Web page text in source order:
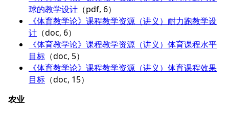
球的教学设计 （pdf, 6）
《体育教学论》课程教学资源（讲义）耐力跑教学设
计 （doc, 6）
《体育教学论》课程教学资源（讲义）体育课程水平
目标 （doc, 5）
《体育教学论》课程教学资源（讲义）体育课程效果
目标 （doc, 15）
农业